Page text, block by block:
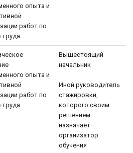
опыта и
работ по
опыта и
работ по
труда
Вышестоящий
начальник
Иной руководитель
стажировки,
которого своим
решением
назначает
организатор
обучения